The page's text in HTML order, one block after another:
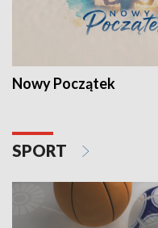
Nowy Początek
SPORT